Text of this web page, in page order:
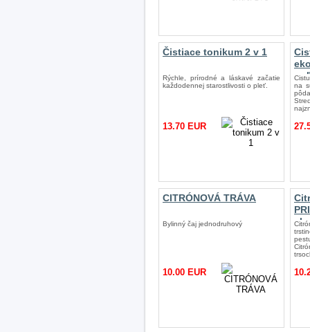
Čistiace tonikum 2 v 1
Rýchle, prírodné a láskavé začatie
každodennej starostlivosti o pleť.
13.70 EUR
na
CITRÓNOVÁ TRÁVA
Bylinný čaj jednodruhový
10.00 EUR